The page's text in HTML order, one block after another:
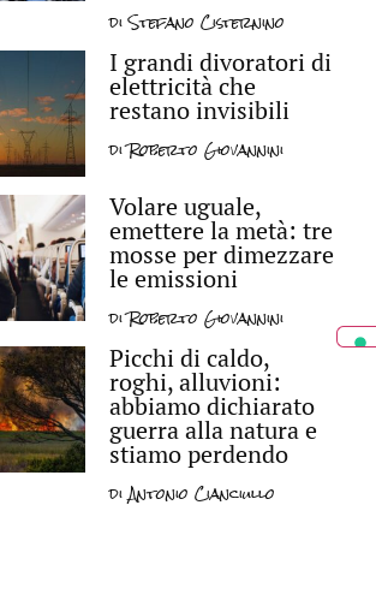
diStefano Cisternino
I grandi divoratori di
elettricità che
restano invisibili
diRoberto Giovannini
Volare uguale,
emettere la metà: tre
mosse per dimezzare
le emissioni
diRoberto Giovannini
Picchi di caldo,
roghi, alluvioni:
abbiamo dichiarato
guerra alla natura e
stiamo perdendo
diAntonio Cianciullo